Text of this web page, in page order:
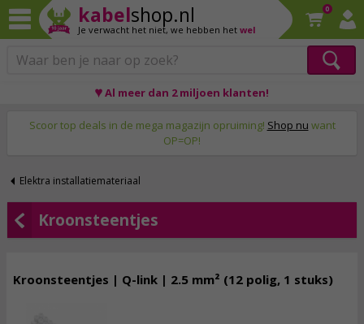
kabelshop.nl
Je verwacht het niet, we hebben het wel
0
♥ Al meer dan 2 miljoen klanten!
Scoor top deals in de mega magazijn opruiming! Shop nu want
OP=OP!
Elektra installatiemateriaal
Kroonsteentjes
Kroonsteentjes | Q-link | 2.5 mm² (12 polig, 1 stuks)